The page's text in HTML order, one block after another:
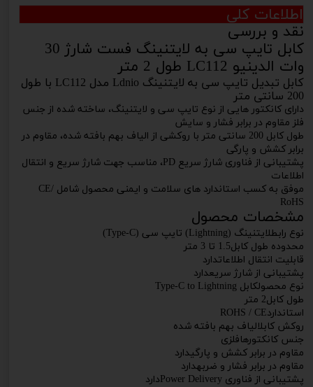
اطلاعات کلی
نقد و بررسی
کابل تایپ سی به لایتنینگ فست شارژ 30
وات الدینیو LC112 طول 2 متر
کابل تبدیل تایپ سی به لایتنینگ Ldnio مدل LC112 با طول
200 سانتی متر
دارای کانکتور هایی از نوع تایپ سی و لایتنینگ، ساخته شده از جنس
فلز مقاوم در برابر فشار و سایش
طول کابل 200 سانتی متر با روکشی از الیاف بهم بافته شده، مقاوم در
برابر کشش و پارگی
پشتیبانی از فناوری شارژ سریع PD، مناسب جهت شارژ سریع و انتقال
اطلاعات
موفق به کسب استاندارد های سلامت و ایمنی محصول شامل CE/
RoHS
مشخصات محصول
نوع رابطلایتنینگ (Lightning) تایپ سی (Type-C)
محدوده طول کابل1.5 تا 3 متر
قابلیت انتقال اطلاعاتدارد
پشتیبانی از شارژ سریعدارد
نوع محصولکابل Type-C to Lightning
طول کابل2 متر
استانداردROHS / CE
روکش کابلالیاف بهم بافته شده
جنس کانکتورهافلزی
مقاوم در برابر کشش و پارگیدارد
مقاوم در برابر فشار و ضربهدارد
پشتیبانی از فناوری Power Deliveryدارد